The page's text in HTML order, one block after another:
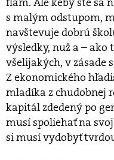
s malým odstupom,
navštevuje dobrú
výsledky, nuž a –
všelijakých, v zásade
Z ekonomického
mladíka z chudobnej
kapitál zdedený po
musí spoliehať na
si musí vydobyť